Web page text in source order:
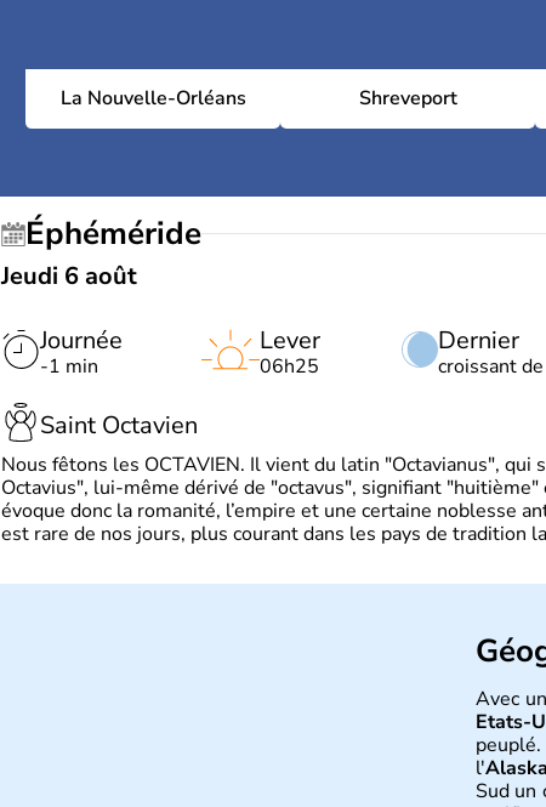
La Nouvelle-Orléans Shreveport
Éphéméride
Jeudi 6 août
Journée
-1 min
Dernier
croissant
Lever
06h25
Saint Octavien
Nous fêtons les OCTAVIEN. Il vient du latin "Octavianus", qui
Octavius", lui-même dérivé de "octavus", signifiant
évoque donc la romanité, l’empire et une certaine noblesse
est rare de nos jours, plus courant dans les pays de tradition
Avec
Etats-
l'Alaska
Sud un